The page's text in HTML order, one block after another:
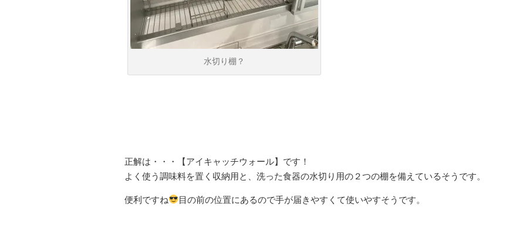
水切り棚？
正解は・・・【アイキャッチウォール】です！
よく使う調味料を置く収納用と、洗った食器の水切り用の２つの棚を備えているそうです。
便利ですね 目の前の位置にあるので手が届きやすくて使いやすそうです。